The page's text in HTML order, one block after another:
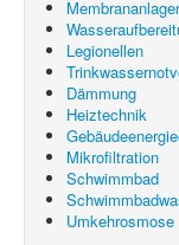
Legionellen
Dämmung
Heiztechnik
Mikrofiltration
Schwimmbad
Umkehrosmose